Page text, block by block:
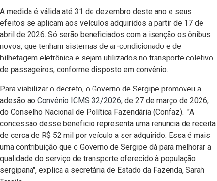
A medida é válida até 31 de dezembro deste ano e seus
efeitos se aplicam aos veículos adquiridos a partir de 17 de
abril de 2026. Só serão beneficiados com a isenção os ônibus
novos, que tenham sistemas de ar-condicionado e de
bilhetagem eletrônica e sejam utilizados no transporte coletivo
de passageiros, conforme disposto em convênio.
Para viabilizar o decreto, o Governo de Sergipe promoveu a
adesão ao Convênio ICMS 32/2026, de 27 de março de 2026,
do Conselho Nacional de Política Fazendária (Confaz). "A
concessão desse benefício representa uma renúncia de receita
de cerca de R$ 52 mil por veículo a ser adquirido. Essa é mais
uma contribuição que o Governo de Sergipe dá para melhorar a
qualidade do serviço de transporte oferecido à população
sergipana", explica a secretária de Estado da Fazenda, Sarah